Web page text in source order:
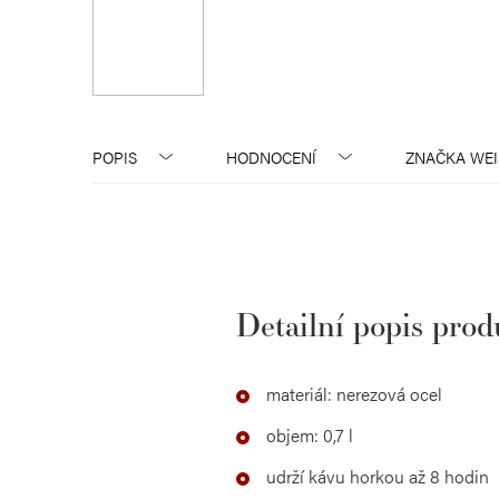
POPIS HODNOCENÍ ZNAČKA
Detailní popis
materiál: nerezová ocel
objem: 0,7 l
udrží kávu horkou až 8 hodin